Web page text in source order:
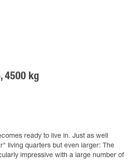
4500 kg
ready to live in. Just as well
living quarters but even larger: The
impressive with a large number of